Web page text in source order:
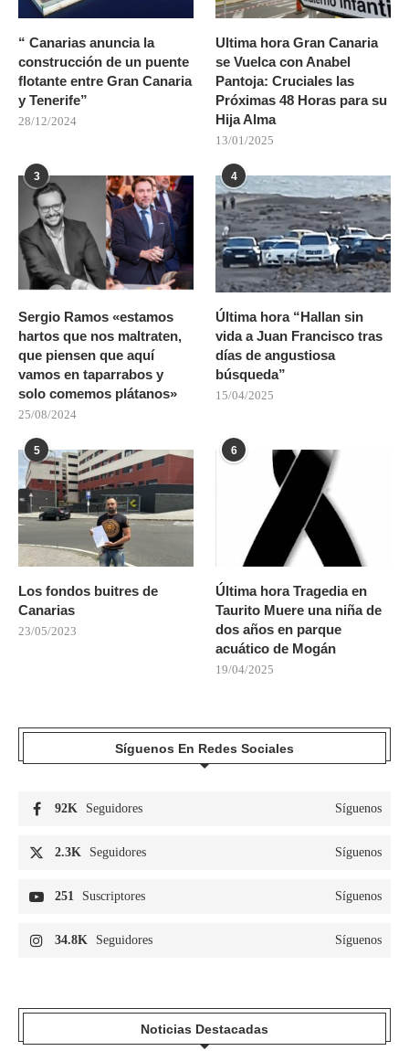
“ Canarias anuncia la
construcción de un puente
flotante entre Gran Canaria
y Tenerife”
28/12/2024
Ultima hora Gran Canaria
se Vuelca con Anabel
Pantoja: Cruciales las
Próximas 48 Horas para su
Hija Alma
13/01/2025
3
Sergio Ramos «estamos
hartos que nos maltraten,
que piensen que aquí
vamos en taparrabos y
solo comemos plátanos»
25/08/2024
4
Última hora “Hallan sin
vida a Juan Francisco tras
días de angustiosa
búsqueda”
15/04/2025
5
Los fondos buitres de
Canarias
23/05/2023
6
Última hora Tragedia en
Taurito Muere una niña de
dos años en parque
acuático de Mogán
19/04/2025
Síguenos En Redes Sociales
92K Seguidores Síguenos
2.3K Seguidores Síguenos
251 Suscriptores Síguenos
34.8K Seguidores Síguenos
Noticias Destacadas